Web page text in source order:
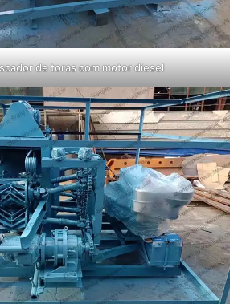
de toras com motor diesel